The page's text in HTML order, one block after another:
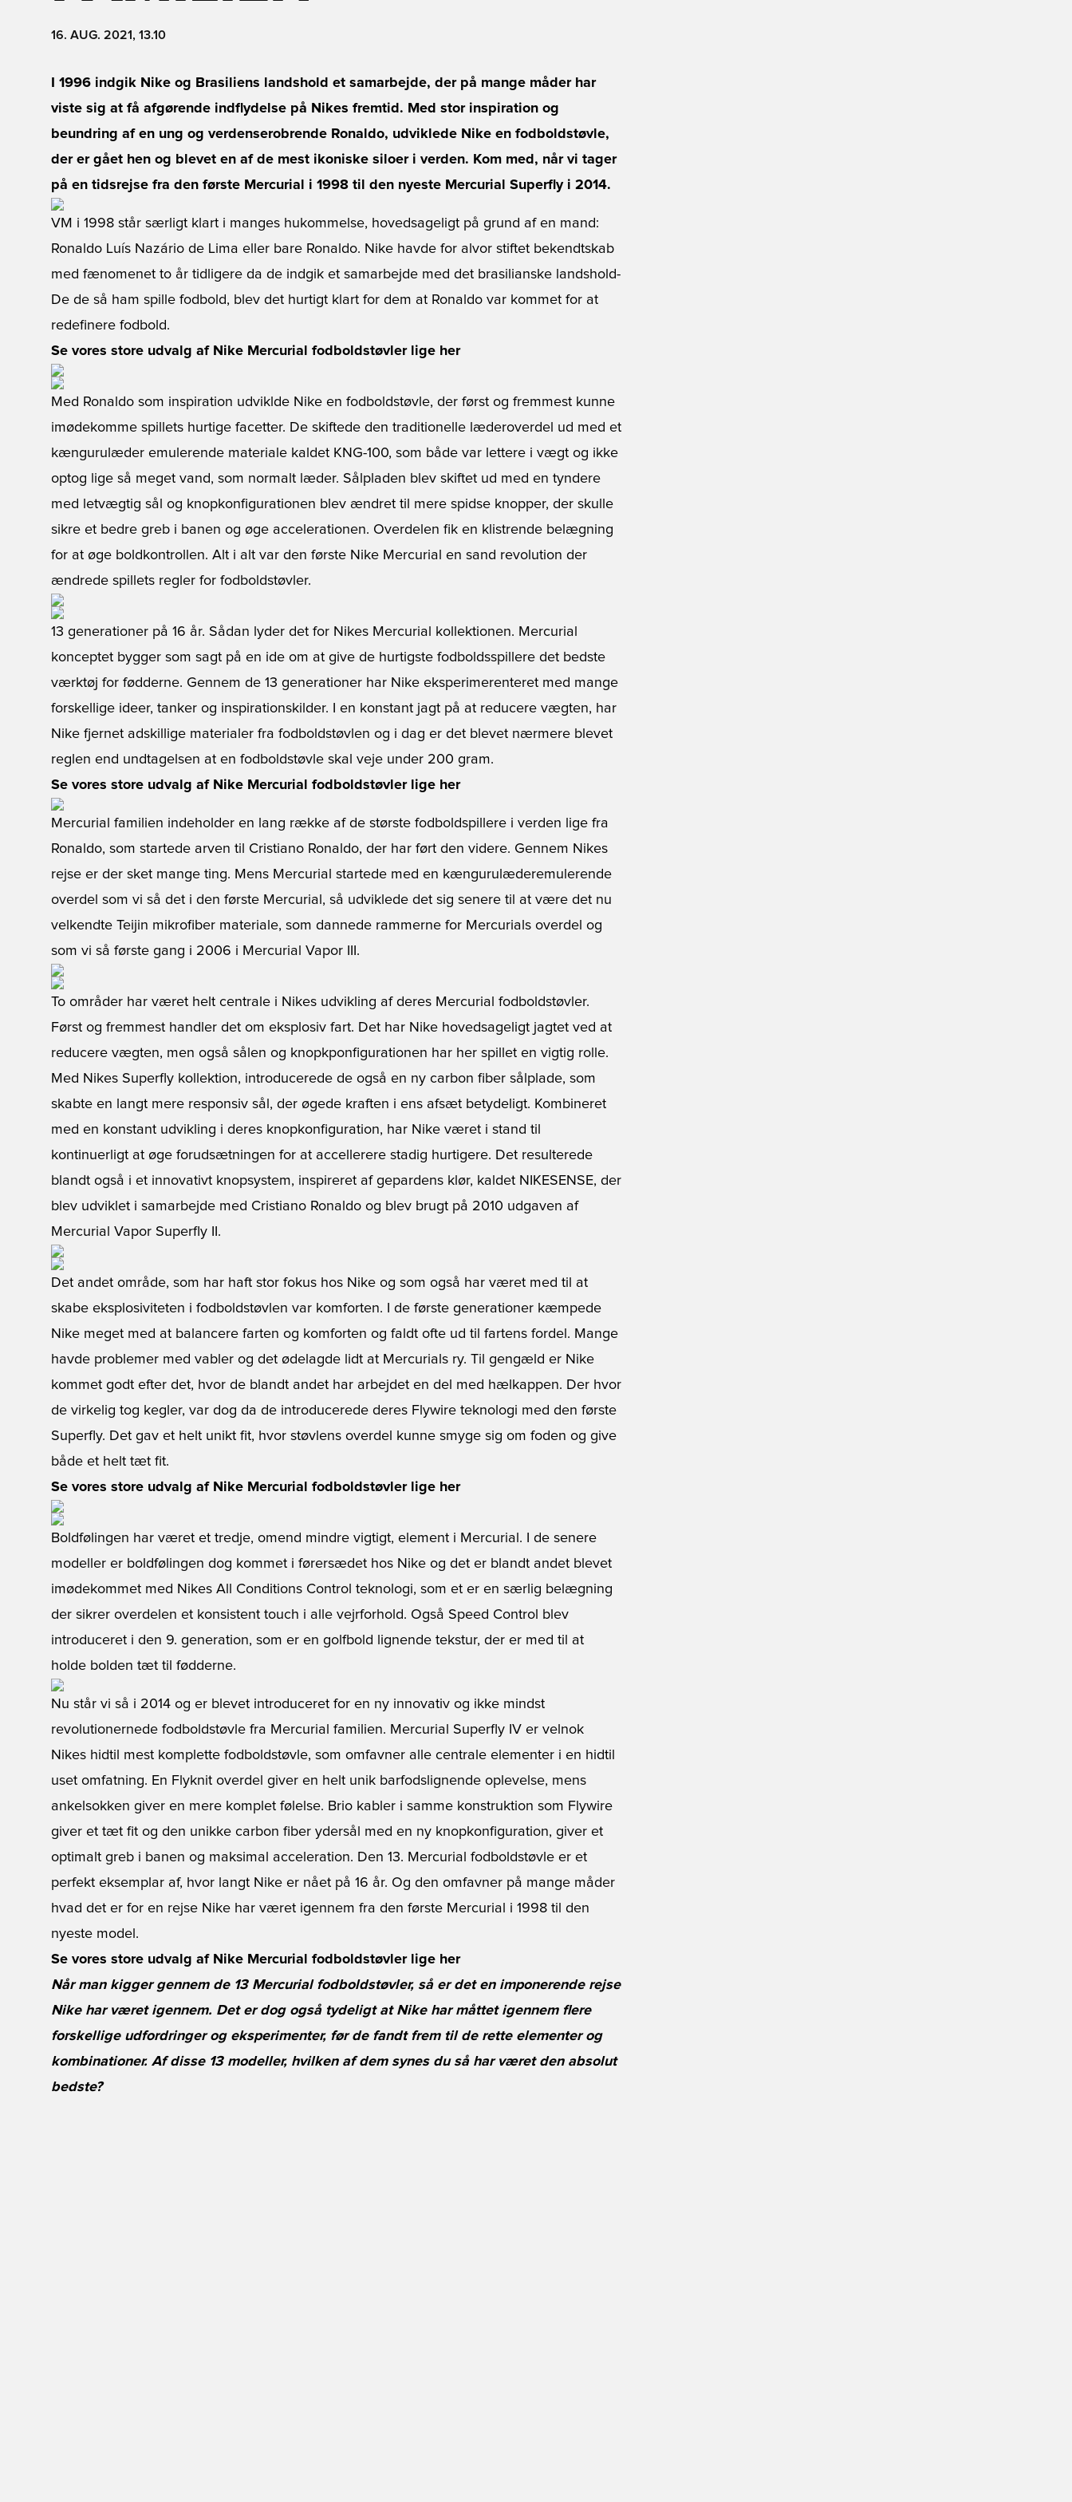
16. AUG. 2021, 13.10
I 1996 indgik Nike og Brasiliens landshold et samarbejde, der på mange måder har
viste sig at få afgørende indflydelse på Nikes fremtid. Med stor inspiration og
beundring af en ung og verdenserobrende Ronaldo, udviklede Nike en fodboldstøvle,
der er gået hen og blevet en af de mest ikoniske siloer i verden. Kom med, når vi tager
på en tidsrejse fra den første Mercurial i 1998 til den nyeste Mercurial Superfly i 2014.
VM i 1998 står særligt klart i manges hukommelse, hovedsageligt på grund af en mand:
Ronaldo Luís Nazário de Lima eller bare Ronaldo. Nike havde for alvor stiftet bekendtskab
med fænomenet to år tidligere da de indgik et samarbejde med det brasilianske landshold-
De de så ham spille fodbold, blev det hurtigt klart for dem at Ronaldo var kommet for at
redefinere fodbold.
Se vores store udvalg af Nike Mercurial fodboldstøvler lige her
Med Ronaldo som inspiration udviklde Nike en fodboldstøvle, der først og fremmest kunne
imødekomme spillets hurtige facetter. De skiftede den traditionelle læderoverdel ud med et
kængurulæder emulerende materiale kaldet KNG-100, som både var lettere i vægt og ikke
optog lige så meget vand, som normalt læder. Sålpladen blev skiftet ud med en tyndere
med letvægtig sål og knopkonfigurationen blev ændret til mere spidse knopper, der skulle
sikre et bedre greb i banen og øge accelerationen. Overdelen fik en klistrende belægning
for at øge boldkontrollen. Alt i alt var den første Nike Mercurial en sand revolution der
ændrede spillets regler for fodboldstøvler.
13 generationer på 16 år. Sådan lyder det for Nikes Mercurial kollektionen. Mercurial
konceptet bygger som sagt på en ide om at give de hurtigste fodboldsspillere det bedste
værktøj for fødderne. Gennem de 13 generationer har Nike eksperimerenteret med mange
forskellige ideer, tanker og inspirationskilder. I en konstant jagt på at reducere vægten, har
Nike fjernet adskillige materialer fra fodboldstøvlen og i dag er det blevet nærmere blevet
reglen end undtagelsen at en fodboldstøvle skal veje under 200 gram.
Se vores store udvalg af Nike Mercurial fodboldstøvler lige her
Mercurial familien indeholder en lang række af de største fodboldspillere i verden lige fra
Ronaldo, som startede arven til Cristiano Ronaldo, der har ført den videre. Gennem Nikes
rejse er der sket mange ting. Mens Mercurial startede med en kængurulæderemulerende
overdel som vi så det i den første Mercurial, så udviklede det sig senere til at være det nu
velkendte Teijin mikrofiber materiale, som dannede rammerne for Mercurials overdel og
som vi så første gang i 2006 i Mercurial Vapor III.
To områder har været helt centrale i Nikes udvikling af deres Mercurial fodboldstøvler.
Først og fremmest handler det om eksplosiv fart. Det har Nike hovedsageligt jagtet ved at
reducere vægten, men også sålen og knopkponfigurationen har her spillet en vigtig rolle.
Med Nikes Superfly kollektion, introducerede de også en ny carbon fiber sålplade, som
skabte en langt mere responsiv sål, der øgede kraften i ens afsæt betydeligt. Kombineret
med en konstant udvikling i deres knopkonfiguration, har Nike været i stand til
kontinuerligt at øge forudsætningen for at accellerere stadig hurtigere. Det resulterede
blandt også i et innovativt knopsystem, inspireret af gepardens klør, kaldet NIKESENSE, der
blev udviklet i samarbejde med Cristiano Ronaldo og blev brugt på 2010 udgaven af
Mercurial Vapor Superfly II.
Det andet område, som har haft stor fokus hos Nike og som også har været med til at
skabe eksplosiviteten i fodboldstøvlen var komforten. I de første generationer kæmpede
Nike meget med at balancere farten og komforten og faldt ofte ud til fartens fordel. Mange
havde problemer med vabler og det ødelagde lidt at Mercurials ry. Til gengæld er Nike
kommet godt efter det, hvor de blandt andet har arbejdet en del med hælkappen. Der hvor
de virkelig tog kegler, var dog da de introducerede deres Flywire teknologi med den første
Superfly. Det gav et helt unikt fit, hvor støvlens overdel kunne smyge sig om foden og give
både et helt tæt fit.
Se vores store udvalg af Nike Mercurial fodboldstøvler lige her
Boldfølingen har været et tredje, omend mindre vigtigt, element i Mercurial. I de senere
modeller er boldfølingen dog kommet i førersædet hos Nike og det er blandt andet blevet
imødekommet med Nikes All Conditions Control teknologi, som et er en særlig belægning
der sikrer overdelen et konsistent touch i alle vejrforhold. Også Speed Control blev
introduceret i den 9. generation, som er en golfbold lignende tekstur, der er med til at
holde bolden tæt til fødderne.
Nu står vi så i 2014 og er blevet introduceret for en ny innovativ og ikke mindst
revolutionernede fodboldstøvle fra Mercurial familien. Mercurial Superfly IV er velnok
Nikes hidtil mest komplette fodboldstøvle, som omfavner alle centrale elementer i en hidtil
uset omfatning. En Flyknit overdel giver en helt unik barfodslignende oplevelse, mens
ankelsokken giver en mere komplet følelse. Brio kabler i samme konstruktion som Flywire
giver et tæt fit og den unikke carbon fiber ydersål med en ny knopkonfiguration, giver et
optimalt greb i banen og maksimal acceleration. Den 13. Mercurial fodboldstøvle er et
perfekt eksemplar af, hvor langt Nike er nået på 16 år. Og den omfavner på mange måder
hvad det er for en rejse Nike har været igennem fra den første Mercurial i 1998 til den
nyeste model.
Se vores store udvalg af Nike Mercurial fodboldstøvler lige her
Når man kigger gennem de 13 Mercurial fodboldstøvler, så er det en imponerende rejse
Nike har været igennem. Det er dog også tydeligt at Nike har måttet igennem flere
forskellige udfordringer og eksperimenter, før de fandt frem til de rette elementer og
kombinationer. Af disse 13 modeller, hvilken af dem synes du så har været den absolut
bedste?